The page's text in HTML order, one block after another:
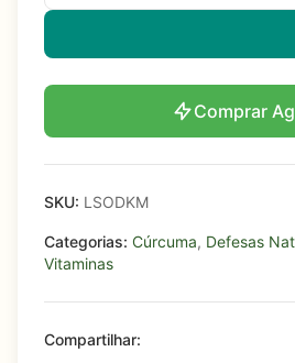
Comprar
SKU: LSODKM
Categorias: Cúrcuma, Defesas
Vitaminas
Compartilhar: